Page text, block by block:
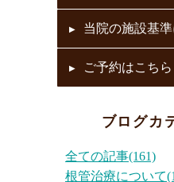
当院の施設基
ご予約はこちら
ブログカ
全ての記事(161)
根管治療について